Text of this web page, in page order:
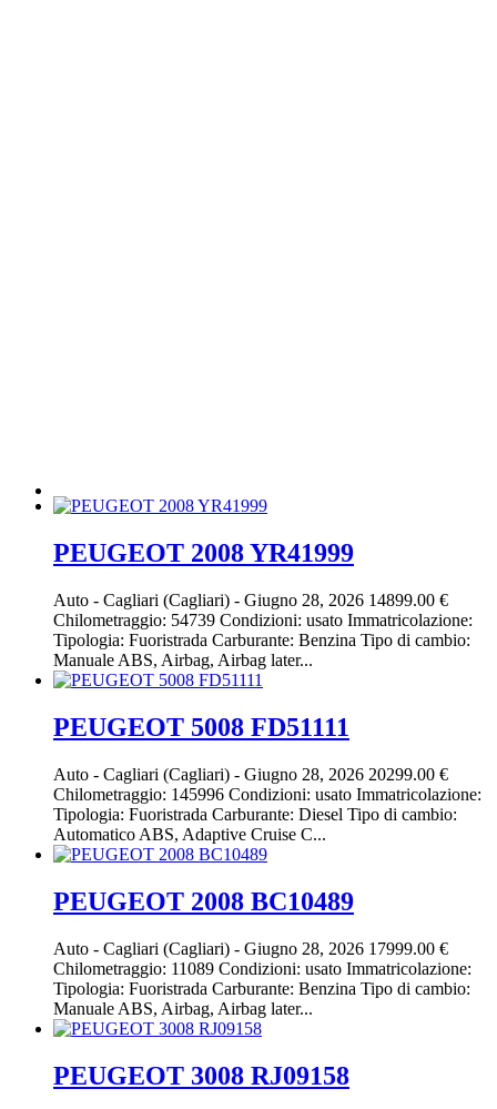
PEUGEOT 2008 YR41999
Auto - Cagliari (Cagliari) - Giugno 28, 2026 14899.00 €
Chilometraggio: 54739 Condizioni: usato Immatricolazione:
Tipologia: Fuoristrada Carburante: Benzina Tipo di cambio:
Manuale ABS, Airbag, Airbag later...
PEUGEOT 5008 FD51111
Auto - Cagliari (Cagliari) - Giugno 28, 2026 20299.00 €
Chilometraggio: 145996 Condizioni: usato Immatricolazione:
Tipologia: Fuoristrada Carburante: Diesel Tipo di cambio:
Automatico ABS, Adaptive Cruise C...
PEUGEOT 2008 BC10489
Auto - Cagliari (Cagliari) - Giugno 28, 2026 17999.00 €
Chilometraggio: 11089 Condizioni: usato Immatricolazione:
Tipologia: Fuoristrada Carburante: Benzina Tipo di cambio:
Manuale ABS, Airbag, Airbag later...
PEUGEOT 3008 RJ09158